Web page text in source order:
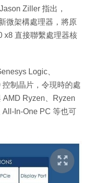
Ziller 指出，
微架構處理器，將原
x8 直接聯繫處理器核
Logic、
制晶片，令現時的處
AMD Ryzen、Ryzen
In-One PC 等也可